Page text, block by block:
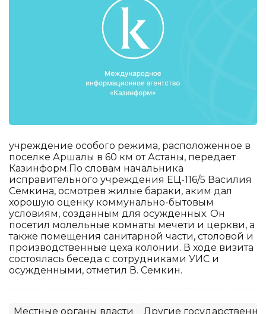
учреждение особого режима, расположенное в
поселке Аршалы в 60 км от Астаны, передает
Казинформ.По словам начальника
исправительного учреждения ЕЦ-116/5 Василия
Семкина, осмотрев жилые бараки, аким дал
хорошую оценку коммунально-бытовым
условиям, созданным для осужденных. Он
посетил молельные комнаты мечети и церкви, а
также помещения санитарной части, столовой и
производственные цеха колонии. В ходе визита
состоялась беседа с сотрудниками УИС и
осужденными, отметил В. Семкин.
Местные органы власти Другие